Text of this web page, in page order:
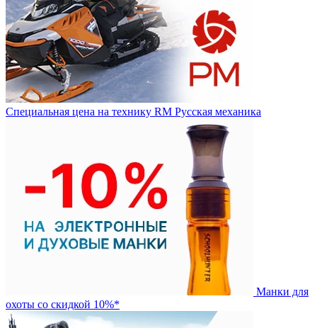
Специальная цена на технику RM Русская механика
Манки для
охоты со скидкой 10%*